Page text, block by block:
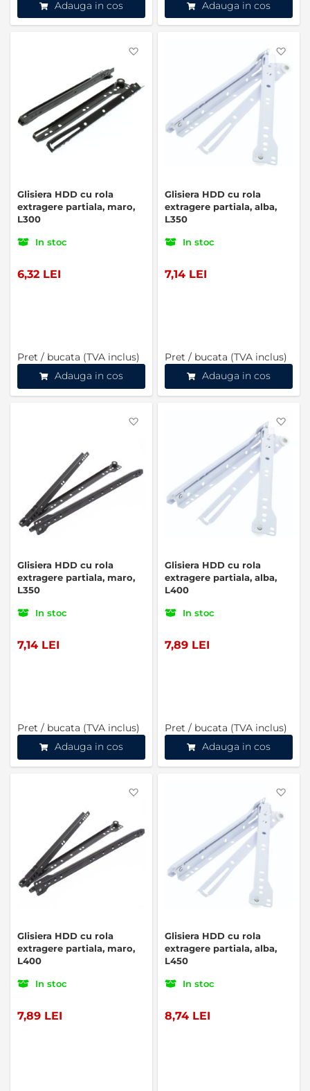
Adauga in cos Adauga in cos
Glisiera HDD cu rola
extragere partiala, maro,
L300
In stoc
6,32 LEI
Pret / bucata (TVA inclus)
Adauga in cos
Glisiera HDD cu rola
extragere partiala, alba,
L350
In stoc
7,14 LEI
Pret / bucata (TVA inclus)
Adauga in cos
Glisiera HDD cu rola
extragere partiala, maro,
L350
In stoc
7,14 LEI
Pret / bucata (TVA inclus)
Adauga in cos
Glisiera HDD cu rola
extragere partiala, alba,
L400
In stoc
7,89 LEI
Pret / bucata (TVA inclus)
Adauga in cos
Glisiera HDD cu rola
extragere partiala, maro,
L400
In stoc
7,89 LEI
Glisiera HDD cu rola
extragere partiala, alba,
L450
In stoc
8,74 LEI